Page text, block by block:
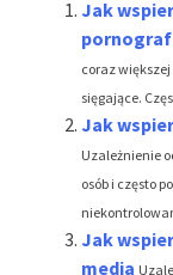
Jak
coraz większej
sięgające.
Jak
Uzależnienie
osób i często
Jak
media